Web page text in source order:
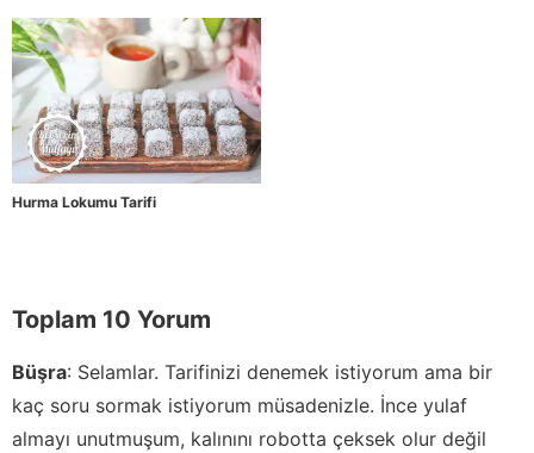
Hurma Lokumu Tarifi
Toplam 10 Yorum
Büşra: Selamlar. Tarifinizi denemek istiyorum ama bir
kaç soru sormak istiyorum müsadenizle. İnce yulaf
almayı unutmuşum, kalınını robotta çeksek olur değil